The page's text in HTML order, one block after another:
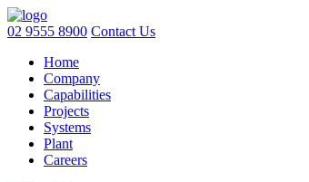
02 9555 8900 Contact Us
Home
Company
Capabilities
Projects
Systems
Plant
Careers